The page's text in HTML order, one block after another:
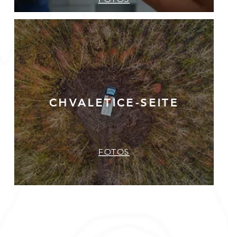
CHVALETICE-SEITE
FOTOS